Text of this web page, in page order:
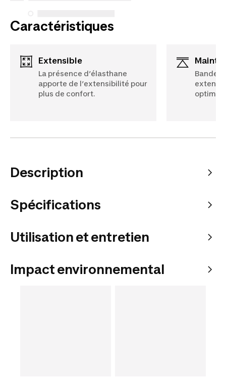
Caractéristiques
Extensible
La présence d’élasthane
apporte de l’extensibilité pour
plus de confort.
Bande
optimal.
Description
Spécifications
Utilisation et entretien
Impact environnemental